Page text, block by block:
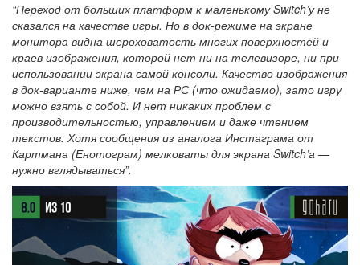
“Переход от больших платформ к маленькому Switch’у не
сказался на качестве игры. Но в док-режиме на экране
монитора видна шероховатость многих поверхностей и
краев изображения, которой нет ни на телевизоре, ни при
использовании экрана самой консоли. Качество изображения
в док-варианте ниже, чем на РС (что ожидаемо), зато игру
можно взять с собой. И нет никаких проблем с
производительностью, управлением и даже чтением
текстов. Хотя сообщения из аналога Инстаграма от
Картмана (Енотограм) мелковаты для экрана Switch’а —
нужно вглядываться”.